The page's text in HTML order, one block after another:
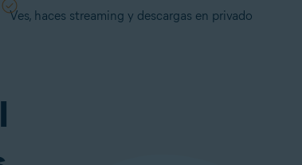
Ves, haces streaming y descargas en privado